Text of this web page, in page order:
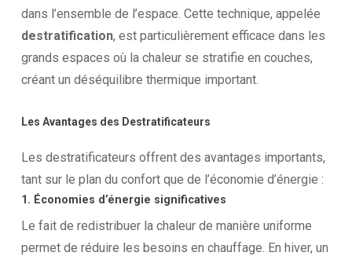
dans l’ensemble de l’espace. Cette technique, appelée
destratification, est particulièrement efficace dans les
grands espaces où la chaleur se stratifie en couches,
créant un déséquilibre thermique important.
Les Avantages des Destratificateurs
Les destratificateurs offrent des avantages importants,
tant sur le plan du confort que de l’économie d’énergie :
1. Économies d’énergie significatives
Le fait de redistribuer la chaleur de manière uniforme
permet de réduire les besoins en chauffage. En hiver, un